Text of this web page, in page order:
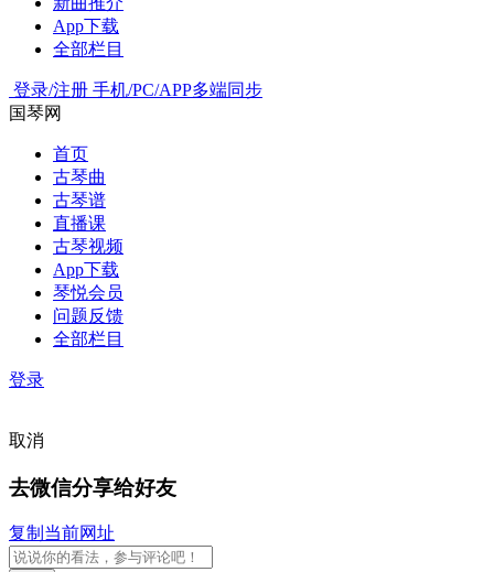
App下载
全部栏目
登录/注册 手机/PC/APP多端同步
国琴网
首页
古琴曲
古琴谱
直播课
古琴视频
App下载
琴悦会员
问题反馈
全部栏目
登录
取消
去微信分享给好友
复制当前网址